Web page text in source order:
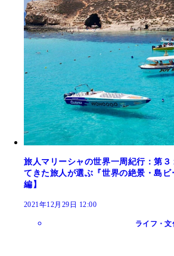
旅人マリーシャの世界一周紀行：第
てきた旅人が選ぶ『世界の絶景・島
編】
2021年12月29日 12:00
ライフ・文